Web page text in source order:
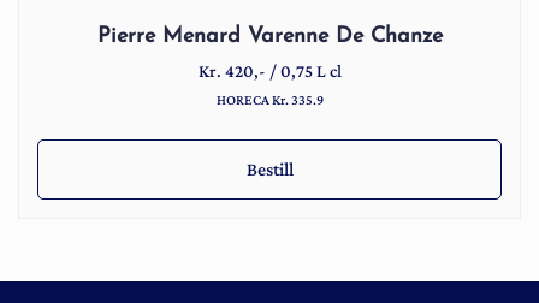
Bestill
Pierre Menard Varenne De Chanze
Kr. 420,- /0,75 L cl
HORECA Kr. 335.9